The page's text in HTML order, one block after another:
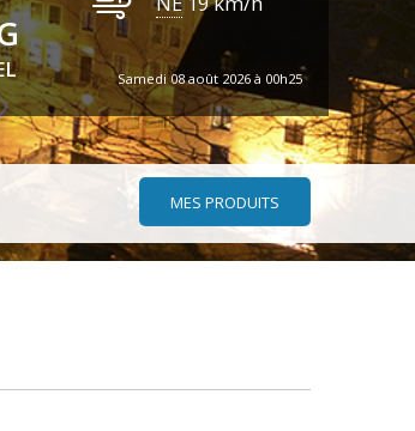
Samedi 08 août 2026 à 00h25
MES PRODUITS